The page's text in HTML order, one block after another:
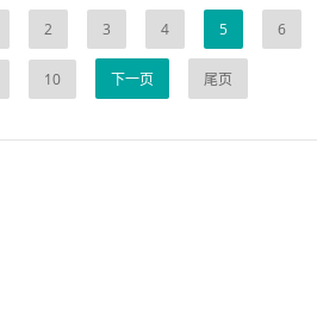
2 3 4 5 6
10 下一页 尾页